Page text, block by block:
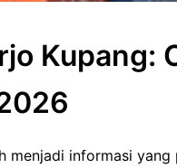
Kupang:
menjadi informasi yang